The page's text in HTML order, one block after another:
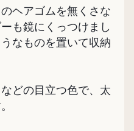
ヘアゴムを無くさな
も鏡にくっつけまし
なものを置いて収納
どの目立つ色で、太